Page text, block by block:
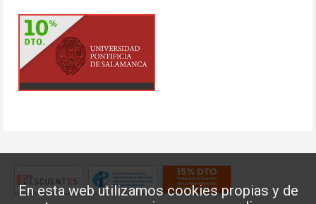
En esta web utilizamos cookies propias y de